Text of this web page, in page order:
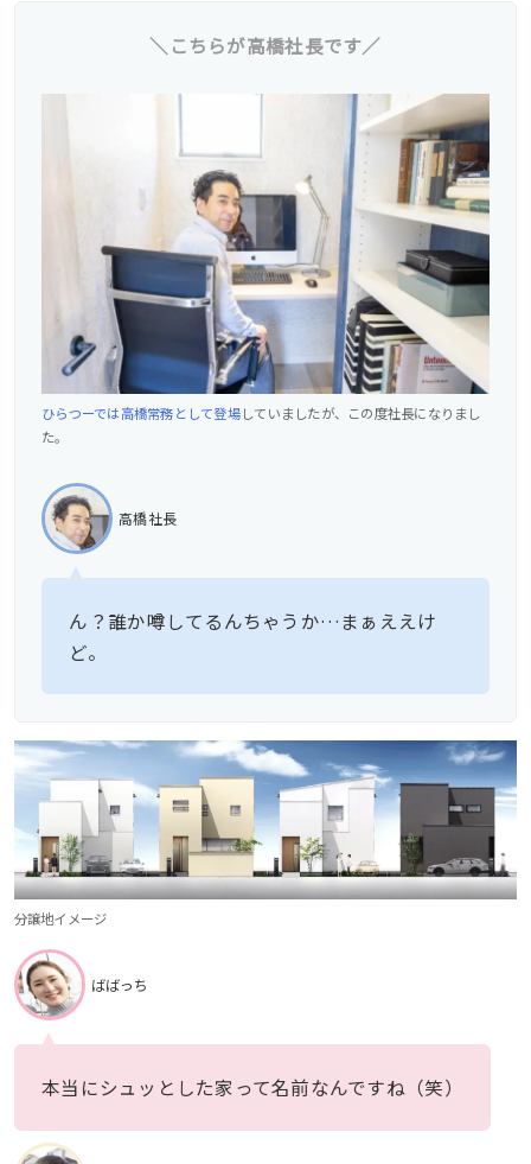
＼こちらが高橋社長です／
ひらつーでは高橋常務として登場していましたが、この度社長になりまし
た。
高橋社長
ん？誰か噂してるんちゃうか…まぁええけ
ど。
分譲地イメージ
ばばっち
本当にシュッとした家って名前なんですね（笑）